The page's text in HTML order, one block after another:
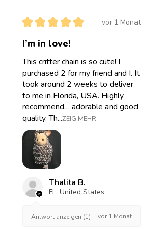
★ ★ ★ ★ ★ vor 1 Monat
I’m in love!
This critter chain is so cute! I
purchased 2 for my friend and I. It
took around 2 weeks to deliver
to me in Florida, USA. Highly
recommend… adorable and good
quality. Th...ZEIG MEHR
Thalita B.
FL, United States
Antwort anzeigen (1) vor 1 Monat